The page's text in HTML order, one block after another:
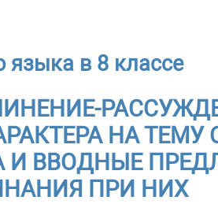
языка в 8 классе
НА ТЕМУ
И ВВОДНЫЕ
ПРИ НИХ